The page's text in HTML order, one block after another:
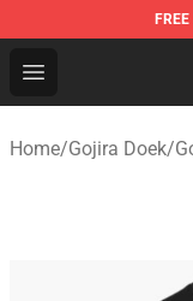
FREE
Open menu
Gojira Shop -
Home/Gojira Doek/